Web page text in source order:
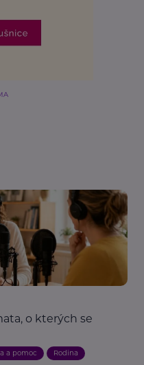
o kterých se
a pomoc Rodina